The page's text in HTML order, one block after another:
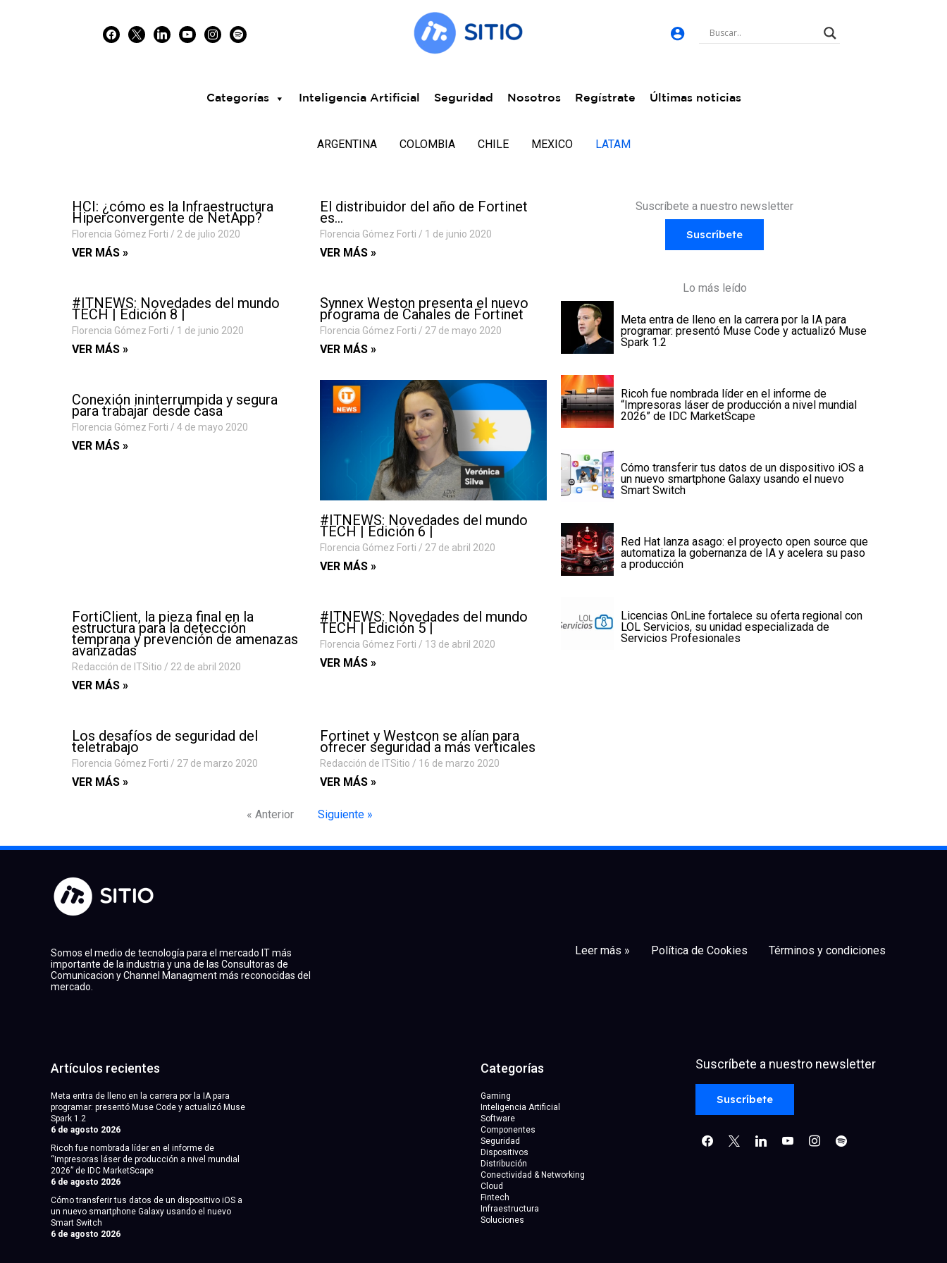
Categorías Inteligencia Artificial Seguridad Nosotros Regístrate Últimas noticias
ARGENTINA COLOMBIA CHILE MEXICO LATAM
HCI: ¿cómo es la Infraestructura
Hiperconvergente de NetApp?
Florencia Gómez Forti 2 de julio 2020
VER MÁS »
El distribuidor del año de Fortinet
es…
Florencia Gómez Forti 1 de junio 2020
VER MÁS »
#ITNEWS: Novedades del mundo
TECH | Edición 8 |
Florencia Gómez Forti 1 de junio 2020
VER MÁS »
Synnex Weston presenta el nuevo
programa de Canales de Fortinet
Florencia Gómez Forti 27 de mayo 2020
VER MÁS »
Conexión ininterrumpida y segura
para trabajar desde casa
Florencia Gómez Forti 4 de mayo 2020
VER MÁS »
#ITNEWS: Novedades del mundo
TECH | Edición 6 |
Florencia Gómez Forti 27 de abril 2020
VER MÁS »
FortiClient, la pieza final en la
estructura para la detección
temprana y prevención de amenazas
avanzadas
Redacción de ITSitio 22 de abril 2020
VER MÁS »
#ITNEWS: Novedades del mundo
TECH | Edición 5 |
Florencia Gómez Forti 13 de abril 2020
VER MÁS »
Los desafíos de seguridad del
teletrabajo
Florencia Gómez Forti 27 de marzo 2020
VER MÁS »
Fortinet y Westcon se alían para
ofrecer seguridad a más verticales
Redacción de ITSitio 16 de marzo 2020
VER MÁS »
« Anterior Siguiente »
Suscríbete a nuestro newsletter
Suscríbete
Lo más leído
Meta entra de lleno en la carrera por la IA para
programar: presentó Muse Code y actualizó Muse
Spark 1.2
Ricoh fue nombrada líder en el informe de
“Impresoras láser de producción a nivel mundial
2026” de IDC MarketScape
Cómo transferir tus datos de un dispositivo iOS a
un nuevo smartphone Galaxy usando el nuevo
Smart Switch
Red Hat lanza asago: el proyecto open source que
automatiza la gobernanza de IA y acelera su paso
a producción
Licencias OnLine fortalece su oferta regional con
LOL Servicios, su unidad especializada de
Servicios Profesionales
Somos el medio de tecnología para el mercado IT más
importante de la industria y una de las Consultoras de
Comunicacion y Channel Managment más reconocidas del
mercado.
Leer más » Política de Cookies Términos y condiciones
Artículos recientes
Meta entra de lleno en la carrera por la IA para
programar: presentó Muse Code y actualizó Muse
Spark 1.2
6 de agosto 2026
Ricoh fue nombrada líder en el informe de
“Impresoras láser de producción a nivel mundial
2026” de IDC MarketScape
6 de agosto 2026
Cómo transferir tus datos de un dispositivo iOS a
un nuevo smartphone Galaxy usando el nuevo
Smart Switch
6 de agosto 2026
Categorías
Gaming
Inteligencia Artificial
Software
Componentes
Seguridad
Dispositivos
Distribución
Conectividad & Networking
Cloud
Fintech
Infraestructura
Soluciones
Suscríbete a nuestro newsletter
Suscríbete
facebook
x linkedinyoutubeinstagram
spotify